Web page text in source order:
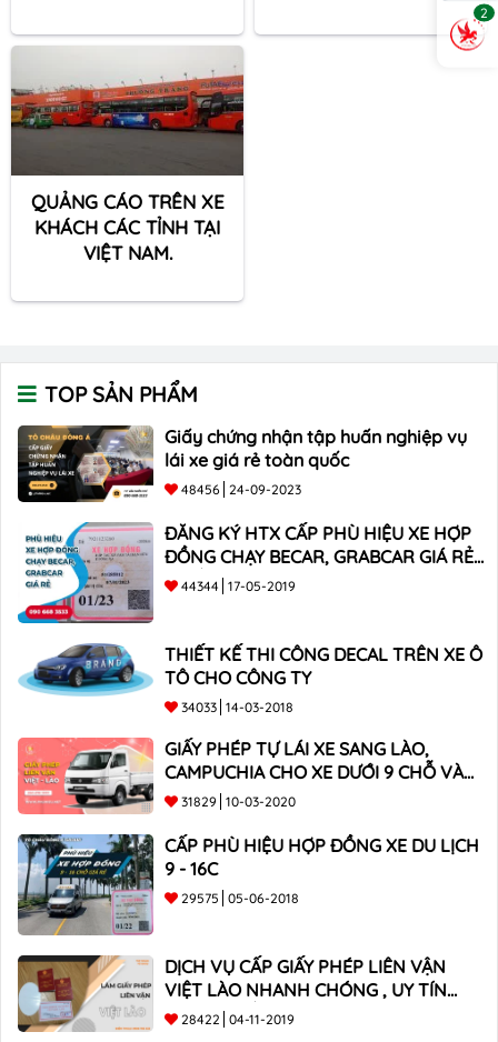
QUẢNG CÁO TRÊN XE
KHÁCH CÁC TỈNH TẠI
VIỆT NAM.
TOP SẢN PHẨM
Giấy chứng nhận tập huấn nghiệp vụ
lái xe giá rẻ toàn quốc
48456 24-09-2023
ĐĂNG KÝ HTX CẤP PHÙ HIỆU XE HỢP
ĐỒNG CHẠY BECAR, GRABCAR GIÁ RẺ
NHẤT
44344 17-05-2019
THIẾT KẾ THI CÔNG DECAL TRÊN XE Ô
TÔ CHO CÔNG TY
34033 14-03-2018
GIẤY PHÉP TỰ LÁI XE SANG LÀO,
CAMPUCHIA CHO XE DƯỚI 9 CHỖ VÀ
XE BÁN TẢI
31829 10-03-2020
CẤP PHÙ HIỆU HỢP ĐỒNG XE DU LỊCH
9 - 16C
29575 05-06-2018
DỊCH VỤ CẤP GIẤY PHÉP LIÊN VẬN
VIỆT LÀO NHANH CHÓNG , UY TÍN
TOÀN QUỐC
28422 04-11-2019
2